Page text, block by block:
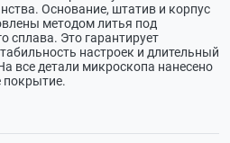
Основание, штатив и корпус
методом литья под
сплава. Это гарантирует
настроек и длительный
все детали микроскопа нанесено
покрытие.